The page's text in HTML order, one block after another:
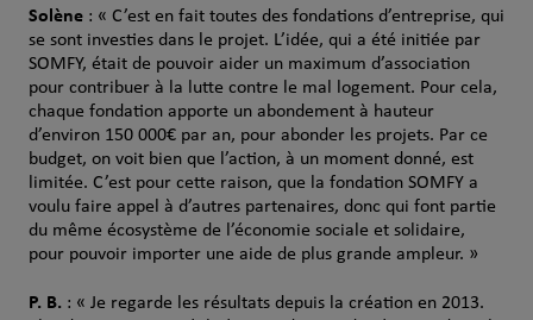
Solène : « C’est en fait toutes des fondations d’entreprise, qui
se sont investies dans le projet. L’idée, qui a été initiée par
SOMFY, était de pouvoir aider un maximum d’association
pour contribuer à la lutte contre le mal logement. Pour cela,
chaque fondation apporte un abondement à hauteur
d’environ 150 000€ par an, pour abonder les projets. Par ce
budget, on voit bien que l’action, à un moment donné, est
limitée. C’est pour cette raison, que la fondation SOMFY a
voulu faire appel à d’autres partenaires, donc qui font partie
du même écosystème de l’économie sociale et solidaire,
pour pouvoir importer une aide de plus grande ampleur. »
P. B. : « Je regarde les résultats depuis la création en 2013.